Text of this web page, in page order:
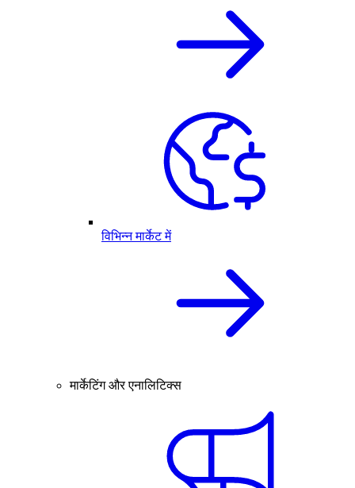
विभिन्न मार्केट में
मार्केटिंग और एनालिटिक्स